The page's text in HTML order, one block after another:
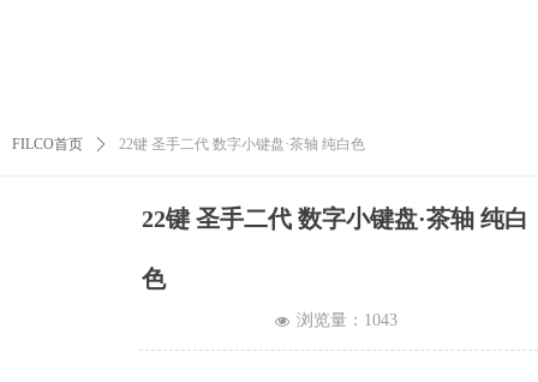
FILCO首页 ꄲ 22键 圣手二代 数字小键盘·茶轴 纯白色
22键 圣手二代 数字小键盘·茶轴 纯白
色
넶 浏览量： 1043